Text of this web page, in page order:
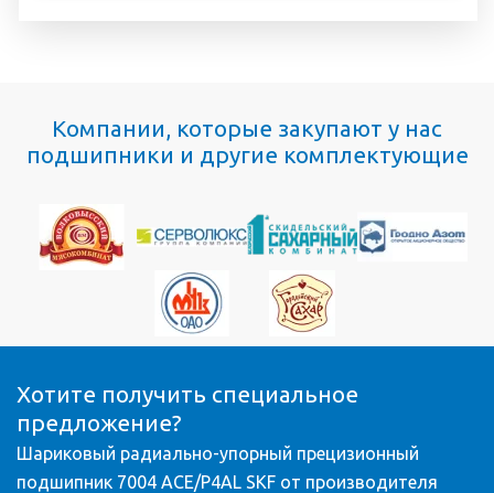
Компании, которые закупают у нас
подшипники и другие комплектующие
Хотите получить специальное
предложение?
Шариковый радиально-упорный прецизионный
подшипник 7004 ACE/P4AL SKF от производителя